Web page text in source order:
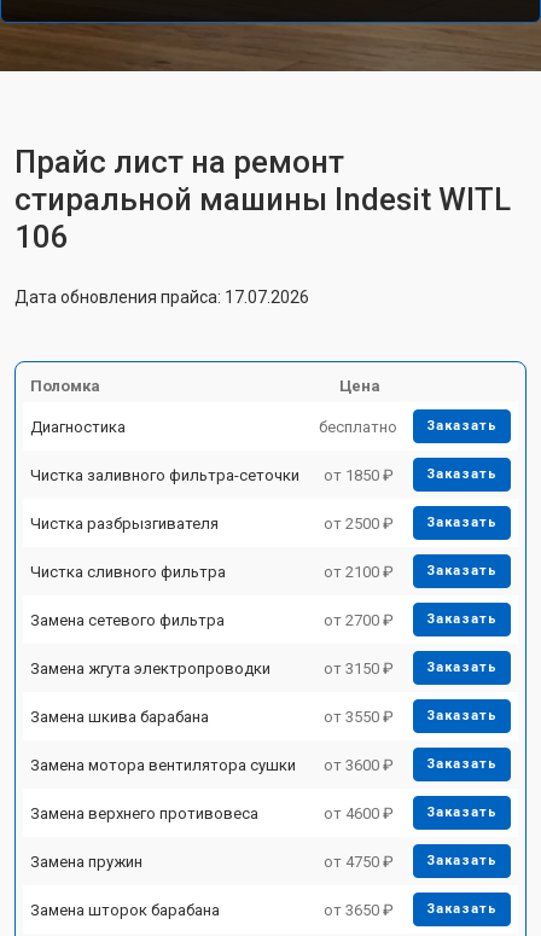
Прайс лист на ремонт
стиральной машины Indesit WITL
106
Дата обновления прайса: 17.07.2026
Поломка Цена
Диагностика бесплатно Заказать
Чистка заливного фильтра-сеточки от 1850 ₽ Заказать
Чистка разбрызгивателя от 2500 ₽ Заказать
Чистка сливного фильтра от 2100 ₽ Заказать
Замена сетевого фильтра от 2700 ₽ Заказать
Замена жгута электропроводки от 3150 ₽ Заказать
Замена шкива барабана от 3550 ₽ Заказать
Замена мотора вентилятора сушки от 3600 ₽ Заказать
Замена верхнего противовеса от 4600 ₽ Заказать
Замена пружин от 4750 ₽ Заказать
Замена шторок барабана от 3650 ₽ Заказать